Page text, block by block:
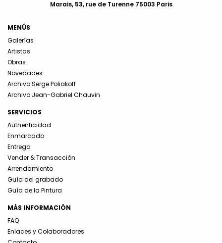
Marais, 53, rue de Turenne 75003 Paris
MENÚS
Galerías
Artistas
Obras
Novedades
Archivo Serge Poliakoff
Archivo Jean-Gabriel Chauvin
SERVICIOS
Authenticidad
Enmarcado
Entrega
Vender & Transacción
Arrendamiento
Guía del grabado
Guía de la Pintura
MÁS INFORMACIÓN
FAQ
Enlaces y Colaboradores